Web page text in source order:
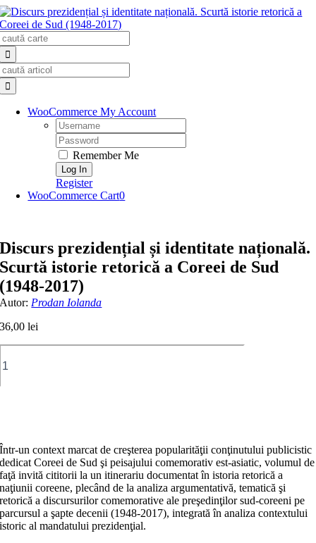
Skip
to
content
WooCommerce My Account
Username:
Password:
Remember Me
Register
WooCommerce Cart0
Discurs prezidențial și identitate națională.
Scurtă istorie retorică a Coreei de Sud
(1948-2017)
Autor: Prodan Iolanda
36,00lei
Într-un context marcat de creşterea popularităţii conţinutului publicistic
dedicat Coreei de Sud şi peisajului comemorativ est-asiatic, volumul de
faţă invită cititorii la un itinerariu documentat în istoria retorică a
naţiunii coreene, plecând de la analiza argumentativă, tematică şi
retorică a discursurilor come­morative ale preşedinţilor sud-coreeni pe
parcursul a şapte decenii (1948-2017), integrată în analiza contextului
istoric al mandatului prezidenţial.